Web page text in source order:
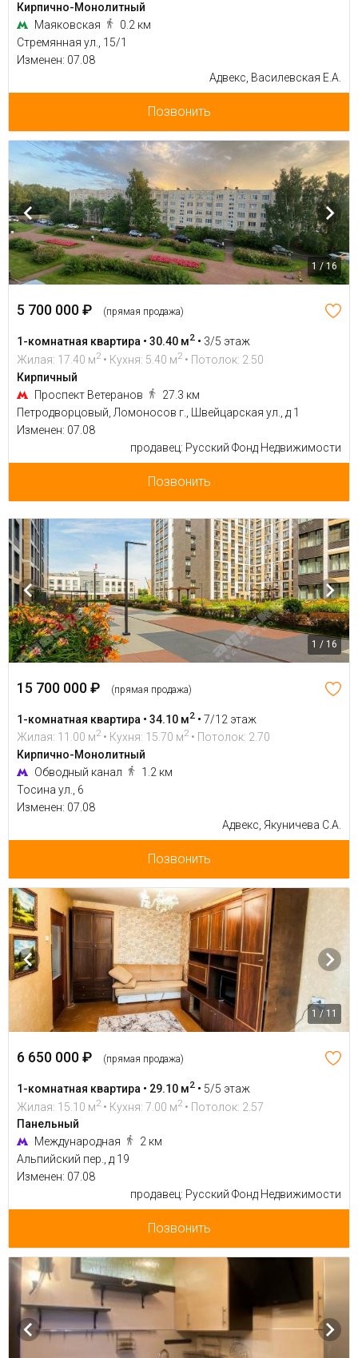
Кирпично-Монолитный
Маяковская
0.2 км
Стремянная ул., 15/1
Изменен: 07.08
Адвекс, Василевская Е.А.
Позвонить
1 / 16
5 700 000 ₽ (прямая продажа)
1-комнатная квартира • 30.40 м2 • 3/5 этаж
Жилая: 17.40 м2 • Кухня: 5.40 м2 • Потолок: 2.50
Кирпичный
Проспект Ветеранов
27.3 км
Петродворцовый, Ломоносов г., Швейцарская ул., д 1
Изменен: 07.08
продавец: Русский Фонд Недвижимости
Позвонить
1 / 16
15 700 000 ₽ (прямая продажа)
1-комнатная квартира • 34.10 м2 • 7/12 этаж
Жилая: 11.00 м2 • Кухня: 15.70 м2 • Потолок: 2.70
Кирпично-Монолитный
Обводный канал
1.2 км
Тосина ул., 6
Изменен: 07.08
Адвекс, Якуничева С.А.
Позвонить
1 / 11
6 650 000 ₽ (прямая продажа)
1-комнатная квартира • 29.10 м2 • 5/5 этаж
Жилая: 15.10 м2 • Кухня: 7.00 м2 • Потолок: 2.57
Панельный
Международная
2 км
Альпийский пер., д 19
Изменен: 07.08
продавец: Русский Фонд Недвижимости
Позвонить